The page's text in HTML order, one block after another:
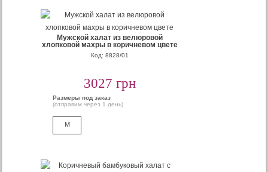
Мужской халат из велюровой
хлопковой махры в коричневом цвете
Код: 8828/01
3027 грн
Размеры под заказ
(отправим через 1 день)
M